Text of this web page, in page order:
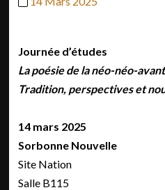
Journée d’études
La poésie de la néo-néo-
Tradition, perspectives et
14 mars 2025
Sorbonne Nouvelle
Site Nation
Salle B115